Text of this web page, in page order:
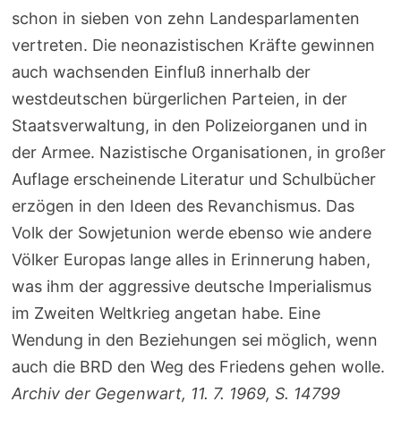
schon in sieben von zehn Landesparlamenten
vertreten. Die neonazistischen Kräfte gewinnen
auch wachsenden Einfluß innerhalb der
westdeutschen bürgerlichen Parteien, in der
Staatsverwaltung, in den Polizeiorganen und in
der Armee. Nazistische Organisationen, in großer
Auflage erscheinende Literatur und Schulbücher
erzögen in den Ideen des Revanchismus. Das
Volk der Sowjetunion werde ebenso wie andere
Völker Europas lange alles in Erinnerung haben,
was ihm der aggressive deutsche Imperialismus
im Zweiten Weltkrieg angetan habe. Eine
Wendung in den Beziehungen sei möglich, wenn
auch die BRD den Weg des Friedens gehen wolle.
Archiv der Gegenwart, 11. 7. 1969, S. 14799